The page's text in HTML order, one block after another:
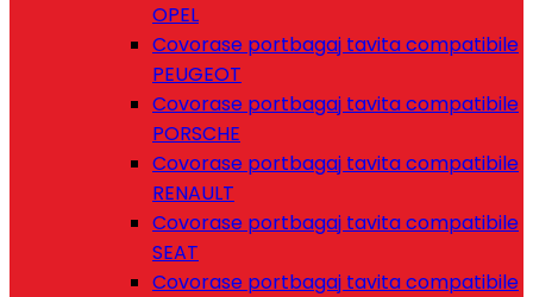
OPEL
Covorase portbagaj tavita compatibile
PEUGEOT
Covorase portbagaj tavita compatibile
PORSCHE
Covorase portbagaj tavita compatibile
RENAULT
Covorase portbagaj tavita compatibile
SEAT
Covorase portbagaj tavita compatibile